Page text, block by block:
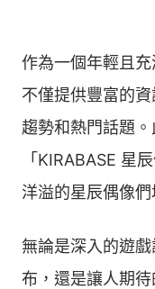
作為一個年輕且
不僅提供豐富的
趨勢和熱門話題
「KIRABASE 星
洋溢的星辰偶像們
無論是深入的遊
布，還是讓人期